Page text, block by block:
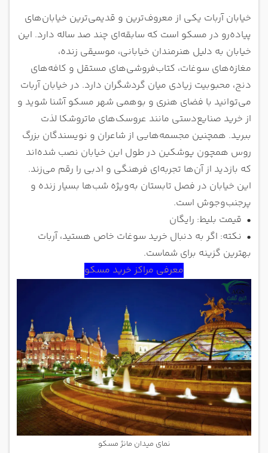
خیابان آربات یکی از معروف‌ترین و قدیمی‌ترین خیابان‌های
پیاده‌رو در مسکو است که سابقه‌ای چند صد ساله دارد. این
خیابان به دلیل هنرمندان خیابانی، موسیقی زنده،
مغازه‌های سوغات، کتاب‌فروشی‌های مستقل و کافه‌های
دنج، محبوبیت زیادی میان گردشگران دارد. در خیابان آربات
می‌توانید با فضای هنری و بوهمی شهر مسکو آشنا شوید و
از خرید صنایع‌دستی مانند عروسک‌های ماتروشکا لذت
ببرید. همچنین مجسمه‌هایی از شاعران و نویسندگان بزرگ
روس همچون پوشکین در طول این خیابان نصب شده‌اند
که بازدید از آن‌ها تجربه‌ای فرهنگی و ادبی را رقم می‌زند.
این خیابان در فصل تابستان به‌ویژه شب‌ها بسیار زنده و
پرجنب‌وجوش است.
• قیمت بلیط: رایگان
• نکته: اگر به دنبال خرید سوغات خاص هستید، آربات
بهترین گزینه برای شماست.
معرفی مراکز خرید مسکو
نمای میدان مانژ مسکو